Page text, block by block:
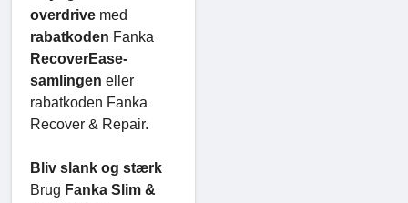
overdrive med
rabatkoden Fanka
RecoverEase-
samlingen eller
rabatkoden Fanka
Recover & Repair.
Bliv slank og stærk
Brug Fanka Slim &